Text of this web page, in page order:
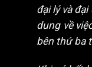
đại lý và
dung về
bên thứ ba